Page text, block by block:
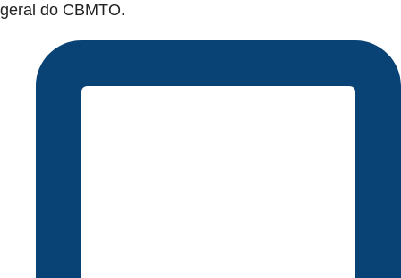
geral do CBMTO.